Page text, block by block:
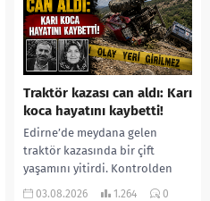
Traktör kazası can aldı: Karı
koca hayatını kaybetti!
Edirne’de meydana gelen
traktör kazasında bir çift
yaşamını yitirdi. Kontrolden
çıkarak devrilen traktörün
03.08.2026 1.264 0